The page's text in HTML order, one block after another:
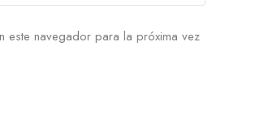
este navegador para la próxima vez